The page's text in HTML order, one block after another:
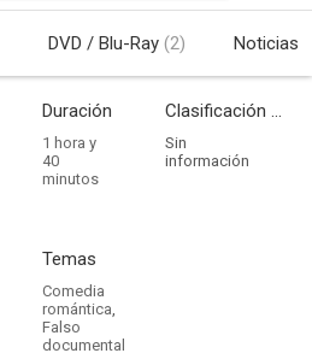
Estrenada
DVD / Blu-Ray (2) Noticias
Duración
1 hora y
40
minutos
Clasificación por edades
Sin
información
Temas
Comedia
romántica,
Falso
documental